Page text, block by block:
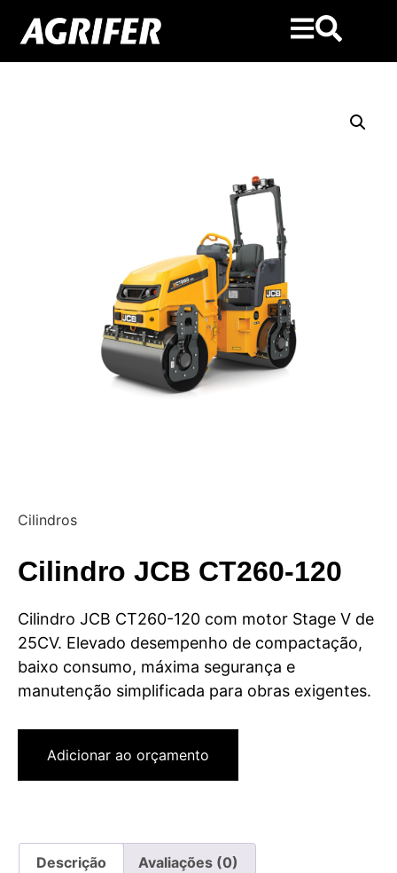
Cilindros
Cilindro JCB CT260-120
Cilindro JCB CT260-120 com motor Stage V de
25CV. Elevado desempenho de compactação,
baixo consumo, máxima segurança e
manutenção simplificada para obras exigentes.
Adicionar ao orçamento
Descrição Avaliações (0)